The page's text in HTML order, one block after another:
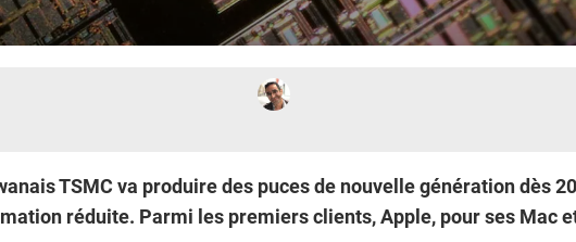
TSMC va produire des puces de nouvelle génération dès
réduite. Parmi les premiers clients, Apple, pour ses Mac